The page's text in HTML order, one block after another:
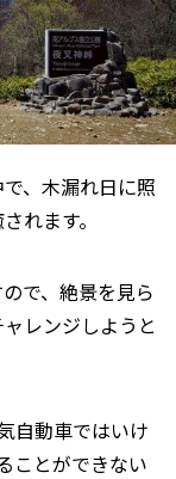
、木漏れ日に照
れます。
で、絶景を見ら
レンジしようと
自動車ではいけ
ことができない